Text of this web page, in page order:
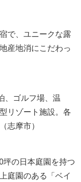
で、ユニークな露
産地消にこだわっ
、ゴルフ場、温
リゾート施設。各
志摩市）
の日本庭園を持つ
庭園のある「ベイ